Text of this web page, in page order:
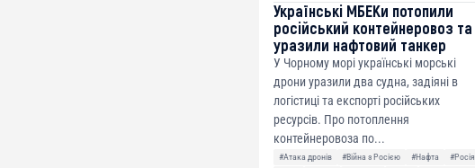
Українські МБЕКи потопили
російський контейнеровоз та
уразили нафтовий танкер
У Чорному морі українські морські
дрони уразили два судна, задіяні в
логістиці та експорті російських
ресурсів. Про потоплення
контейнеровоза по...
#Атака дронів #Війна з Росією #Нафта
#Росія